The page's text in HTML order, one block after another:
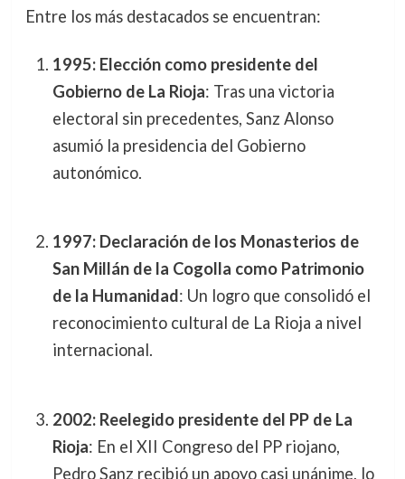
Entre los más destacados se encuentran:
1995: Elección como presidente del
Gobierno de La Rioja: Tras una victoria
electoral sin precedentes, Sanz Alonso
asumió la presidencia del Gobierno
autonómico.
1997: Declaración de los Monasterios de
San Millán de la Cogolla como Patrimonio
de la Humanidad: Un logro que consolidó el
reconocimiento cultural de La Rioja a nivel
internacional.
2002: Reelegido presidente del PP de La
Rioja: En el XII Congreso del PP riojano,
Pedro Sanz recibió un apoyo casi unánime, lo